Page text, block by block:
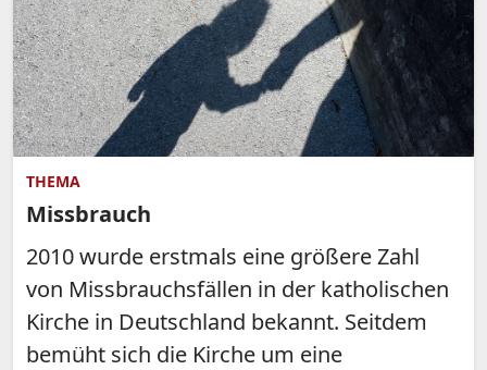
THEMA
Missbrauch
2010 wurde erstmals eine größere Zahl
von Missbrauchsfällen in der katholischen
Kirche in Deutschland bekannt. Seitdem
bemüht sich die Kirche um eine